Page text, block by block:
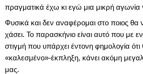
πραγματικά έχω κι εγώ μια μικρή αγωνία
Φυσικά και δεν αναφέρομαι στο ποιος θα
χάσει. Το παρασκήνιο είναι αυτό που με
στιγμή που υπάρχει έντονη φημολογία
«καλεσμένο»-έκπληξη, κάνει ακόμη
μας.